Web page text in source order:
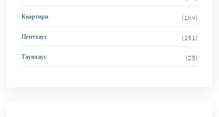
Квартири (189)
Пентхаус (151)
Таунхаус (25)